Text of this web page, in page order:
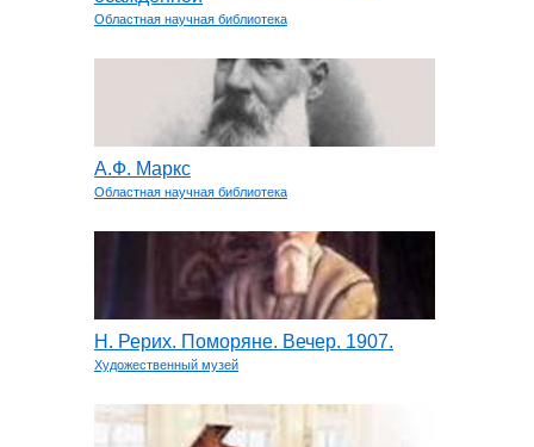
Областная научная библиотека
А.Ф. Маркс
Областная научная библиотека
Н. Рерих. Поморяне. Вечер. 1907.
Художественный музей